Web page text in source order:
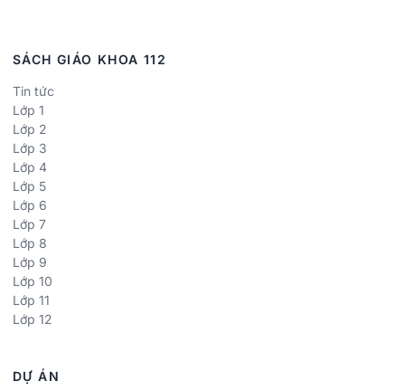
SÁCH GIÁO KHOA 112
Tin tức
Lớp 1
Lớp 2
Lớp 3
Lớp 4
Lớp 5
Lớp 6
Lớp 7
Lớp 8
Lớp 9
Lớp 10
Lớp 11
Lớp 12
DỰ ÁN